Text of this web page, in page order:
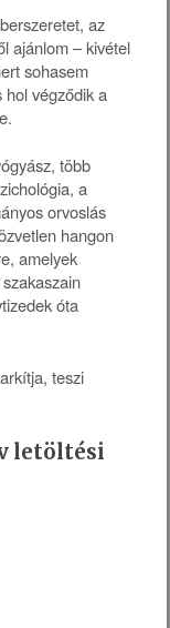
az
ajánlom – kivétel
sohasem
hol végződik a
több
a
orvoslás
hangon
amelyek
óta
teszi
letöltési